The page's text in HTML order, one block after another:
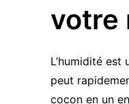
votre
L’humidité est
peut
cocon en un